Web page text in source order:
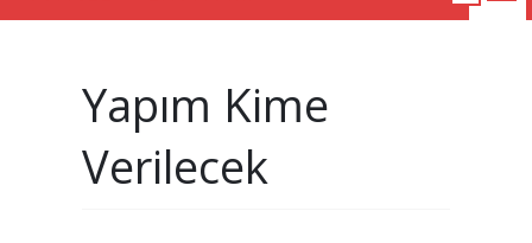
Yapım Kime
Verilecek